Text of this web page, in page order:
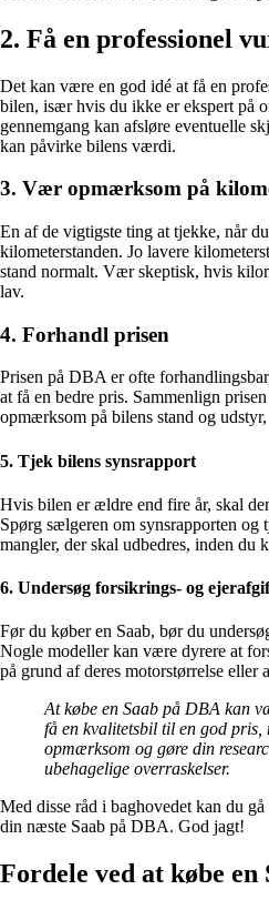
2. Få en professionel
Det kan være en god idé at få en
bilen, især hvis du ikke er ekspert på
gennemgang kan afsløre eventuelle
kan påvirke bilens værdi.
3. Vær opmærksom på
En af de vigtigste ting at tjekke, når
kilometerstanden. Jo lavere
stand normalt. Vær skeptisk, hvis
lav.
4. Forhandl prisen
Prisen på DBA er ofte
at få en bedre pris. Sammenlign
opmærksom på bilens stand og
5. Tjek bilens synsrapport
Hvis bilen er ældre end fire år, skal
Spørg sælgeren om synsrapporten og
mangler, der skal udbedres, inden du
6. Undersøg forsikrings- og
Før du køber en Saab, bør du
Nogle modeller kan være dyrere at
på grund af deres motorstørrelse eller
At købe en Saab på DBA kan
få en kvalitetsbil til en god
opmærksom og gøre din
ubehagelige overraskelser.
Med disse råd i baghovedet kan du
din næste Saab på DBA. God jagt!
Fordele ved at købe en